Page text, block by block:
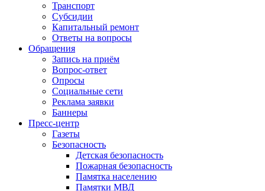
Транспорт
Субсидии
Капитальный ремонт
Ответы на вопросы
Обращения
Запись на приём
Вопрос-ответ
Опросы
Социальные сети
Реклама заявки
Баннеры
Пресс-центр
Газеты
Безопасность
Детская безопасность
Пожарная безопасность
Памятка населению
Памятки МВД